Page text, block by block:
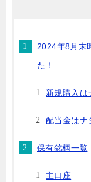
2024年8月末
た！
新規購入は
配当金はナ
保有銘柄一覧
主口座